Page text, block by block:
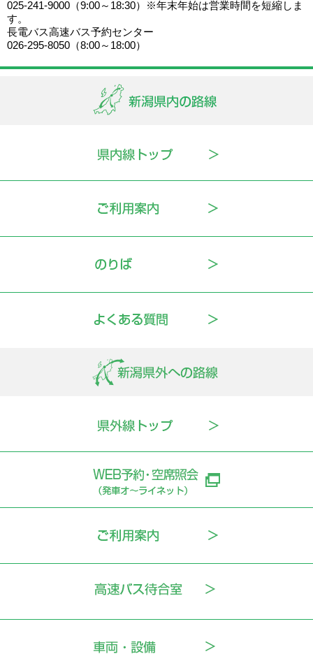
025-241-9000（9:00～18:30）※年末年始は営業時間を短縮しま
す。
長電バス高速バス予約センター
026-295-8050（8:00～18:00）